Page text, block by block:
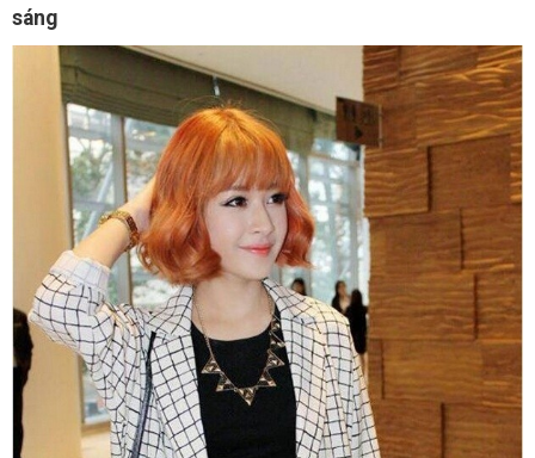
sáng